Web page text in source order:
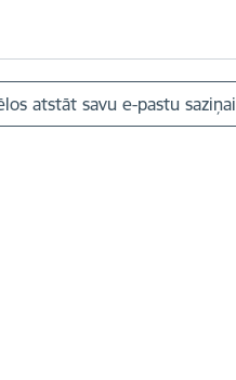
atstāt savu e-pastu saziņai